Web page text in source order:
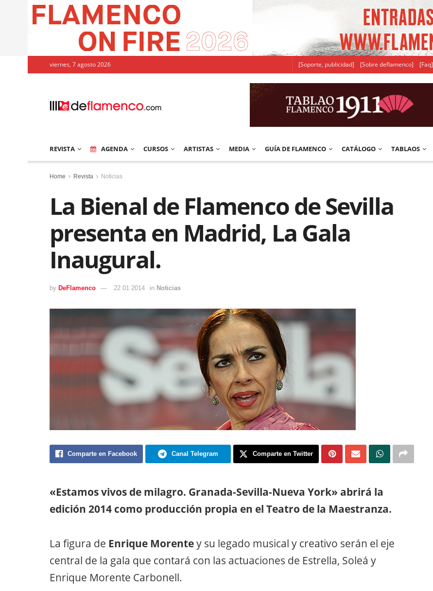
viernes, 7 agosto 2026 [Soporte, publicidad] [Sobre deflamenco] [Faq]
REVISTA AGENDA CURSOS ARTISTAS MEDIA GUÍA DE FLAMENCO CATÁLOGO TABLAOS
Home Revista Noticias
La Bienal de Flamenco de Sevilla
presenta en Madrid, La Gala
Inaugural.
by DeFlamenco 22 01 2014 in Noticias
Comparte en Facebook Canal Telegram Comparte en Twitter
«Estamos vivos de milagro. Granada-Sevilla-Nueva York» abrirá la
edición 2014 como producción propia en el Teatro de la Maestranza.
La figura de Enrique Morentey su legado musical y creativo serán el eje
central de la gala que contará con las actuaciones de Estrella, Soleá y
Enrique Morente Carbonell.